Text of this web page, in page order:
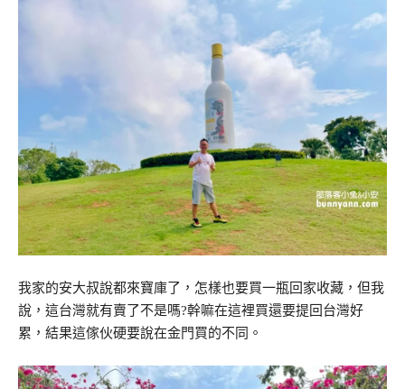
我家的安大叔說都來寶庫了，怎樣也要買一瓶回家收藏，但我
說，這台灣就有賣了不是嗎?幹嘛在這裡買還要提回台灣好
累，結果這傢伙硬要說在金門買的不同。